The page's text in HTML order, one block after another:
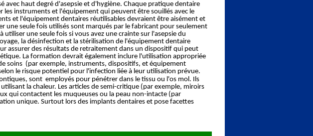
haut degré d'asepsie et d'hygiène. Chaque pratique dentaire
instruments et l'équipement qui peuvent être souillés avec le
et l'équipement dentaires réutilisables devraient être aisément et
une seule fois utilisés sont marqués par le fabricant pour seulement
une seule fois si vous avez une crainte sur l'asepsie du
la désinfection et la stérilisation de l'équipement dentaire
assurer des résultats de retraitement dans un dispositif qui peut
La formation devrait également inclure l'utilisation appropriée
soins (par exemple, instruments, dispositifs, et équipement
le risque potentiel pour l'infection liée à leur utilisation prévue.
sont employés pour pénétrer dans le tissu ou l'os mol. Ils
la chaleur. Les articles de semi-critique (par exemple, miroirs
qui contactent les muqueuses ou la peau non-intacte (par
unique. Surtout lors des implants dentaires et pose facettes